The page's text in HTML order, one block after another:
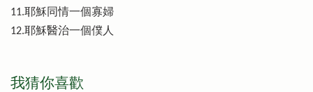
11.耶穌同情一個寡婦
12.耶穌醫治一個僕人
我猜你喜歡